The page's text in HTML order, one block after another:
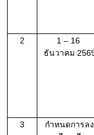
2
1 – 16
ธันวาคม
3
กำหนดการลง